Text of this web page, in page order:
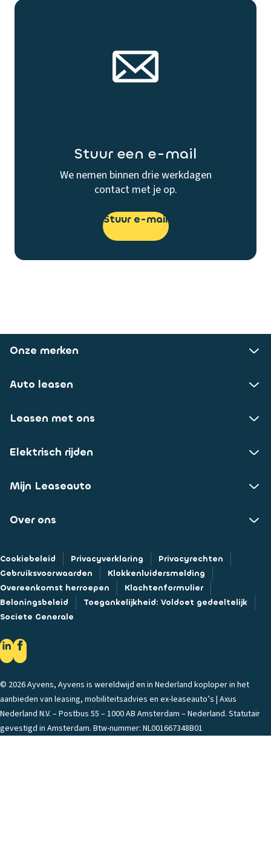
Stuur een e-mail
We nemen binnen drie werkdagen
contact met je op.
Stuur e-mail
Onze merken
Auto leasen
Leasen met ons
Elektrisch rijden
Mijn Leaseauto
Over ons
Cookiebeleid Privacyverklaring
Privacyrechten
Gebruiksvoorwaarden
Klokkenluidersmelding
Overeenkomst herroepen
Klachtenformulier
Beloningsbeleid
Toegankelijkheid: Voldoet gedeeltelijk
Societe Generale
© 2026 Ayvens, Ayvens is wereldwijd en in Nederland koploper in het
aanbieden van leasing, mobiliteitsadvies en ex-leaseauto’s | Axus
Nederland N.V. – Postbus 55 – 1000 AB Amsterdam – Nederland. Statutair
gevestigd in Amsterdam. Btw-nummer: NL001667348B01